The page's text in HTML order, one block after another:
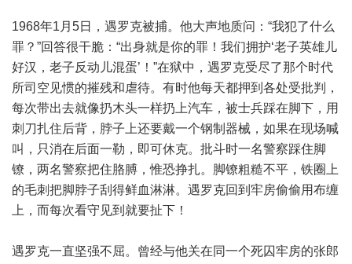
1968年1月5日，遇罗克被捕。他大声地质问：“我犯了什么
罪？”回答很干脆：“出身就是你的罪！我们拥护‘老子英雄儿
好汉，老子反动儿混蛋’！”在狱中，遇罗克受尽了那个时代
所司空见惯的摧残和虐待。有时他每天都押到各处受批判，
每次带出去就像扔木头一样扔上汽车，被士兵踩在脚下，用
刺刀扎住后背，脖子上还要戴一个钢制器械，如果在现场喊
叫，只消在后面一勒，即可休克。批斗时一名警察踩住脚
镣，两名警察把住胳膊，惟恐挣扎。脚镣粗糙不平，铁圈上
的毛刺把脚脖子刮得鲜血淋淋。遇罗克回到牢房偷偷用布缠
上，而每次看守见到就要扯下！
遇罗克一直坚强不屈。曾经与他关在同一个死囚牢房的张郎